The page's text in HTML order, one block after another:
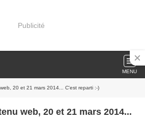
Publicité
MENU
20 et 21 mars 2014... C'est reparti :-)
web, 20 et 21 mars 2014...